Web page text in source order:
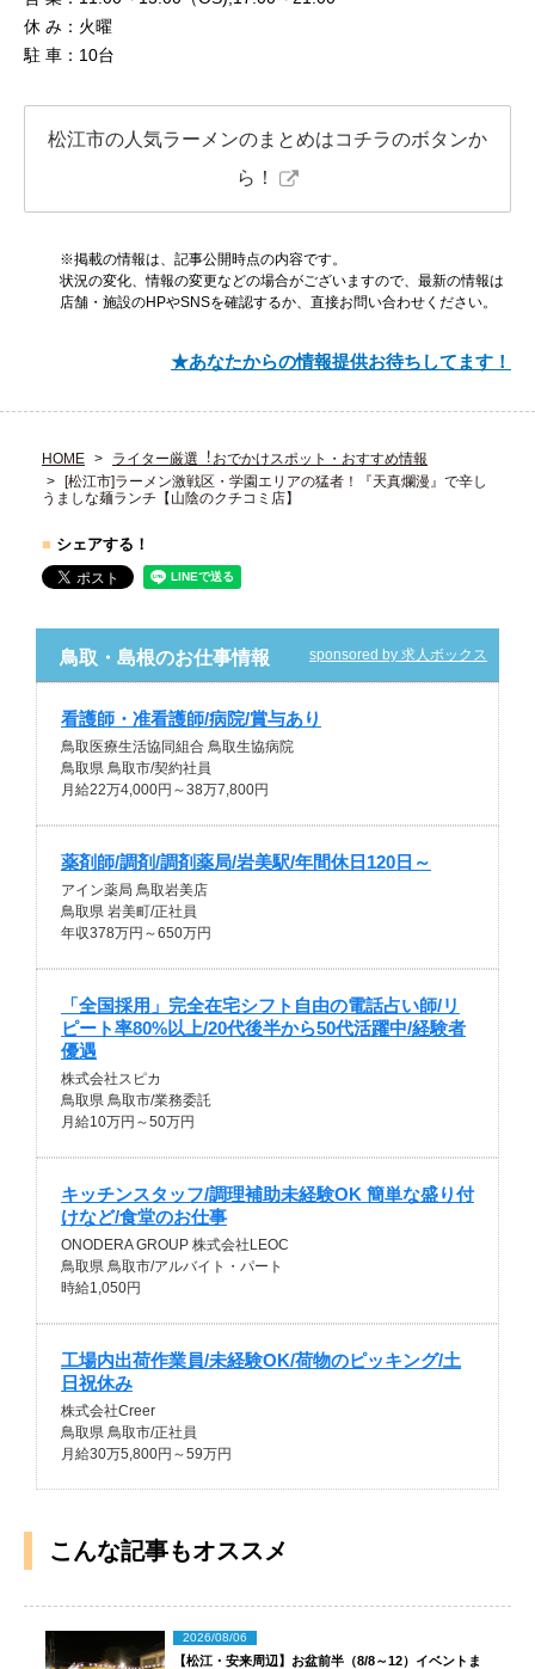
休 み：火曜
駐 車：10台
松江市の人気ラーメンのまとめはコチラのボタンか
ら！
※掲載の情報は、記事公開時点の内容です。
状況の変化、情報の変更などの場合がございますので、最新の情報は
店舗・施設のHPやSNSを確認するか、直接お問い合わせください。
★あなたからの情報提供お待ちしてます！
HOME
ライター厳選︕おでかけスポット・おすすめ情報
[松江市]ラーメン激戦区・学園エリアの猛者！『天真爛漫』で辛し
うましな麺ランチ【山陰のクチコミ店】
■ シェアする！
鳥取・島根のお仕事情報 sponsored by 求人ボックス
看護師・准看護師/病院/賞与あり
鳥取医療生活協同組合 鳥取生協病院
鳥取県 鳥取市/契約社員
月給22万4,000円～38万7,800円
薬剤師/調剤/調剤薬局/岩美駅/年間休日120日～
アイン薬局 鳥取岩美店
鳥取県 岩美町/正社員
年収378万円～650万円
「全国採用」完全在宅シフト自由の電話占い師/リ
ピート率80%以上/20代後半から50代活躍中/経験者
優遇
株式会社スピカ
鳥取県 鳥取市/業務委託
月給10万円～50万円
キッチンスタッフ/調理補助未経験OK 簡単な盛り付
けなど/食堂のお仕事
ONODERA GROUP 株式会社LEOC
鳥取県 鳥取市/アルバイト・パート
時給1,050円
工場内出荷作業員/未経験OK/荷物のピッキング/土
日祝休み
株式会社Creer
鳥取県 鳥取市/正社員
月給30万5,800円～59万円
こんな記事もオススメ
2026/08/06
【松江・安来周辺】お盆前半（8/8～12）イベントま